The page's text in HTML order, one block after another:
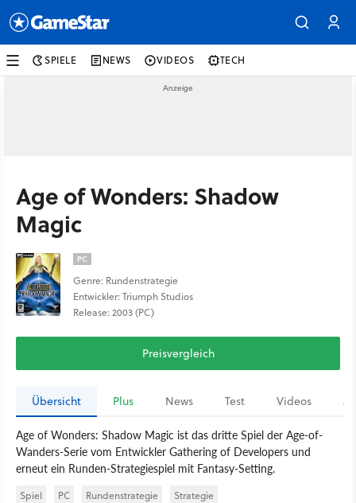
SPIELE NEWS VIDEOS TECH
Age of Wonders: Shadow
Magic
PC
Genre: Rundenstrategie
Entwickler: Triumph Studios
Release: 2003 (PC)
Preisvergleich
Übersicht Plus News Test Videos
Age of Wonders: Shadow Magic ist das dritte Spiel der Age-of-
Wanders-Serie vom Entwickler Gathering of Developers und
erneut ein Runden-Strategiespiel mit Fantasy-Setting.
Spiel PC Rundenstrategie
Strategie